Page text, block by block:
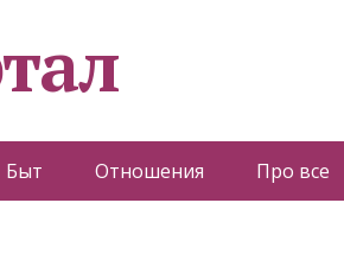
Быт Отношения Про все